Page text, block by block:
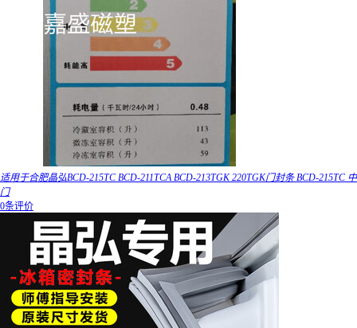
适用于合肥晶弘BCD-215TC BCD-211TCA BCD-213TGK 220TGK门封条 BCD-215TC 中
门
0条评价